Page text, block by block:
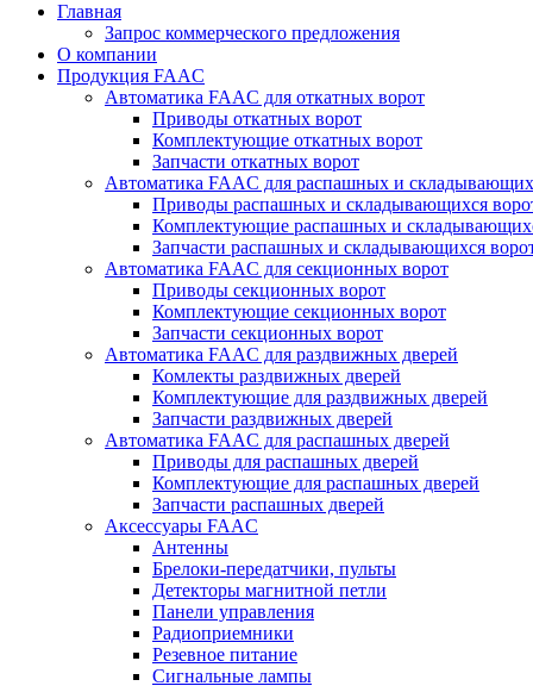
Главная
Запрос коммерческого предложения
О компании
Продукция FAAC
Автоматика FAAC для откатных ворот
Приводы откатных ворот
Комплектующие откатных ворот
Запчасти откатных ворот
Автоматика FAAC для распашных и
Приводы распашных и складывающихся
Комплектующие распашных и
Запчасти распашных и складывающихся
Автоматика FAAC для секционных ворот
Приводы секционных ворот
Комплектующие секционных ворот
Запчасти секционных ворот
Автоматика FAAC для раздвижных дверей
Комлекты раздвижных дверей
Комплектующие для раздвижных дверей
Запчасти раздвижных дверей
Автоматика FAAC для распашных дверей
Приводы для распашных дверей
Комплектующие для распашных дверей
Запчасти распашных дверей
Аксессуары FAAC
Антенны
Брелоки-передатчики, пульты
Детекторы магнитной петли
Панели управления
Радиоприемники
Резевное питание
Сигнальные лампы